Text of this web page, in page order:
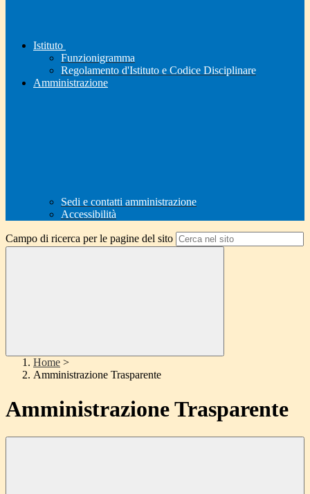
Istituto
Funzionigramma
Regolamento d'Istituto e Codice Disciplinare
Amministrazione
Sedi e contatti amministrazione
Accessibilità
Campo di ricerca per le pagine del sito
Home >
Amministrazione Trasparente
Amministrazione Trasparente